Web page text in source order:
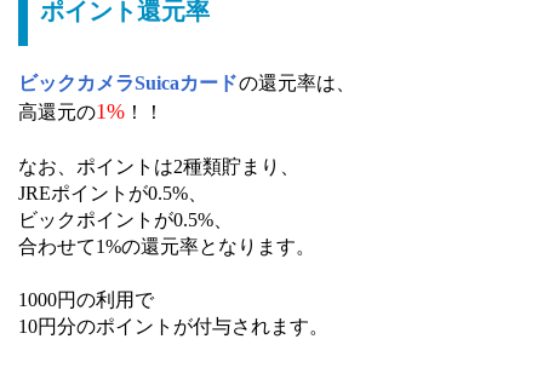
ポイント還元率
ビックカメラSuicaカードの還元率は、
高還元の1% ！！
なお、ポイントは2種類貯まり、
JREポイントが0.5%、
ビックポイントが0.5%、
合わせて1%の還元率となります。
1000円の利用で
10円分のポイントが付与されます。